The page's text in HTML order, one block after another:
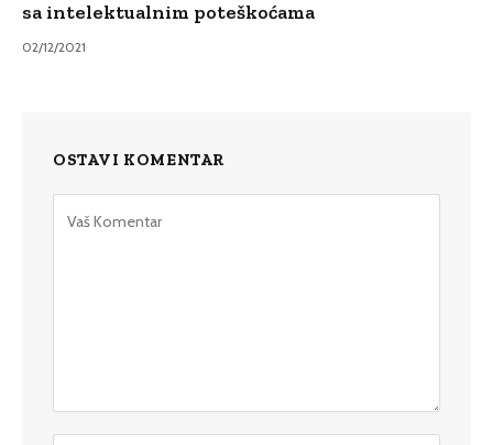
sa intelektualnim poteškoćama
02/12/2021
OSTAVI KOMENTAR